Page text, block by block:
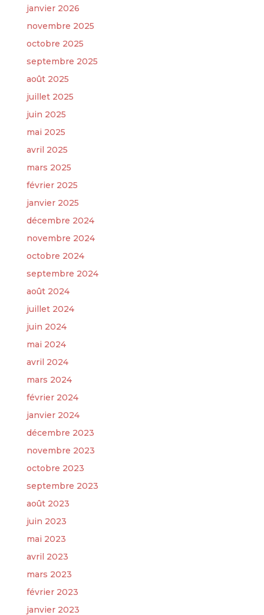
janvier 2026
novembre 2025
octobre 2025
septembre 2025
août 2025
juillet 2025
juin 2025
mai 2025
avril 2025
mars 2025
février 2025
janvier 2025
décembre 2024
novembre 2024
octobre 2024
septembre 2024
août 2024
juillet 2024
juin 2024
mai 2024
avril 2024
mars 2024
février 2024
janvier 2024
décembre 2023
novembre 2023
octobre 2023
septembre 2023
août 2023
juin 2023
mai 2023
avril 2023
mars 2023
février 2023
janvier 2023